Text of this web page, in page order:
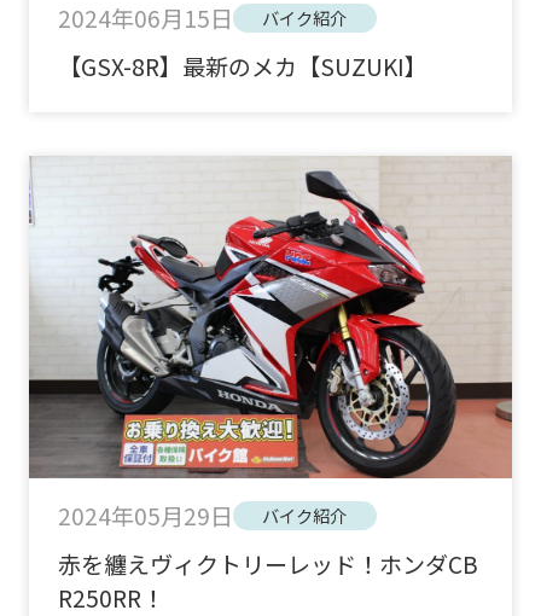
2024年06月15日 バイク紹介
【GSX-8R】最新のメカ【SUZUKI】
2024年05月29日 バイク紹介
赤を纏えヴィクトリーレッド！ホンダCB
R250RR！